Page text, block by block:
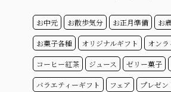
お中元 お散歩気分 お正月準備 お
お菓子各種 オリジナルギフト オン
コーヒー紅茶 ジュース ゼリー菓子
バラエティーギフト フェア プレゼン